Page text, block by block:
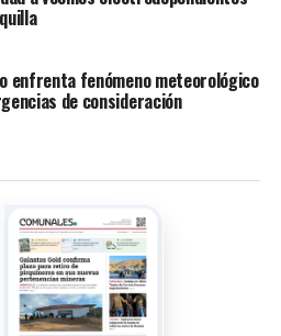
enfrenta fenómeno meteorológico
de consideración